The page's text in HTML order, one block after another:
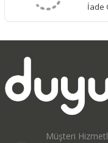
İade
Müşteri